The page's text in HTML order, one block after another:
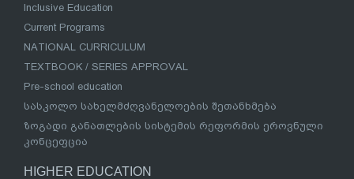
Inclusive Education
Current Programs
NATIONAL CURRICULUM
TEXTBOOK / SERIES APPROVAL
Pre-school education
სასკოლო სახელმძღვანელოების შეთანხმება
ზოგადი განათლების სისტემის რეფორმის ეროვნული
კონცეფცია
HIGHER EDUCATION